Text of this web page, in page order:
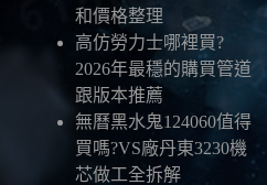
和價格整理
高仿勞力士哪裡買?
2026年最穩的購買管道
跟版本推薦
無曆黑水鬼124060值得
買嗎?VS廠丹東3230機
芯做工全拆解